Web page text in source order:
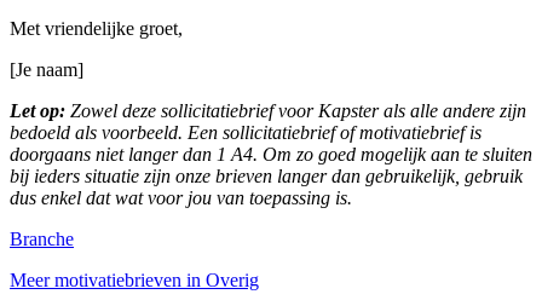
Met vriendelijke groet,
[Je naam]
Let op: Zowel deze sollicitatiebrief voor Kapster als alle andere zijn
bedoeld als voorbeeld. Een sollicitatiebrief of motivatiebrief is
doorgaans niet langer dan 1 A4. Om zo goed mogelijk aan te sluiten
bij ieders situatie zijn onze brieven langer dan gebruikelijk, gebruik
dus enkel dat wat voor jou van toepassing is.
Branche
Meer motivatiebrieven in Overig